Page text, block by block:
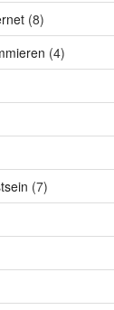
(8)
(4)
(7)